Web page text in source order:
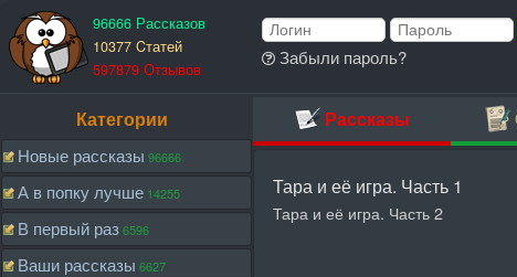
96666 Рассказов
10377 Cтатей
597879 Отзывов
Забыли пароль?
Категории
Новые рассказы 96666
А в попку лучше 14255
В первый раз6596
Ваши рассказы 6627
Рассказы
Тара и её игра. Часть 1
Тара и её игра. Часть 2